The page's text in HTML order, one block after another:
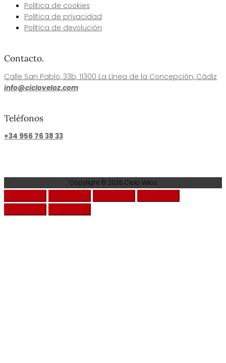
Política de cookies​
Política de privacidad
Política de devolución
Contacto.
Calle San Pablo, 33b, 11300 La Línea de la Concepción, Cádiz
info@cicloveloz.com
Teléfonos
+34 956 76 38 33
Copyright © 2026 Ciclo Veloz